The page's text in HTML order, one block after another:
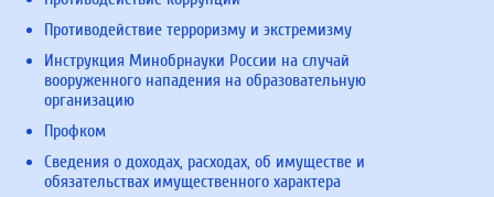
Противодействие терроризму и экстремизму
Инструкция Минобрнауки России на случай
вооруженного нападения на образовательную
организацию
Профком
Сведения о доходах, расходах, об имуществе и
обязательствах имущественного характера